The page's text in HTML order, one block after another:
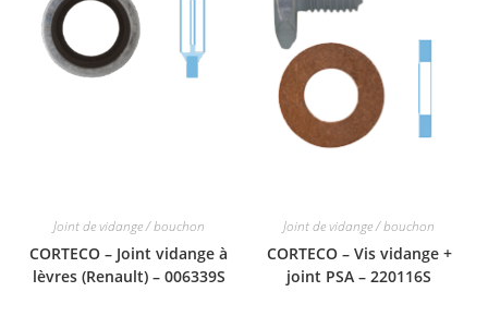
Joint de vidange / bouchon
CORTECO – Joint vidange à
lèvres (Renault) – 006339S
Joint de vidange / bouchon
CORTECO – Vis vidange +
joint PSA – 220116S